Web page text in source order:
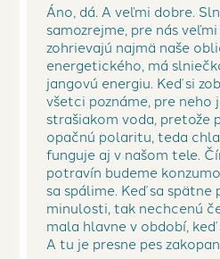
Áno, dá. A veľmi dobre.
samozrejme, pre nás
zohrievajú najmä naše
energetického, má
jangovú energiu. Keď si
všetci poznáme, pre neho
strašiakom voda, pretože
opačnú polaritu, teda
funguje aj v našom tele.
potravín budeme
sa spálime. Keď sa spätne
minulosti, tak nechcenú
mala hlavne v období,
A tu je presne pes